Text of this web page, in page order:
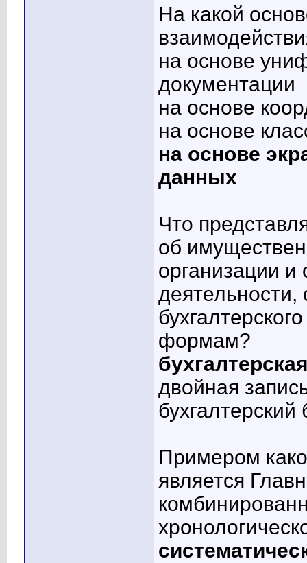
На какой
на основе
документации
на основе
на основе
на основе
данных
Что
об
организации и
формам?
двойная
бухгалтерский
Примером
является